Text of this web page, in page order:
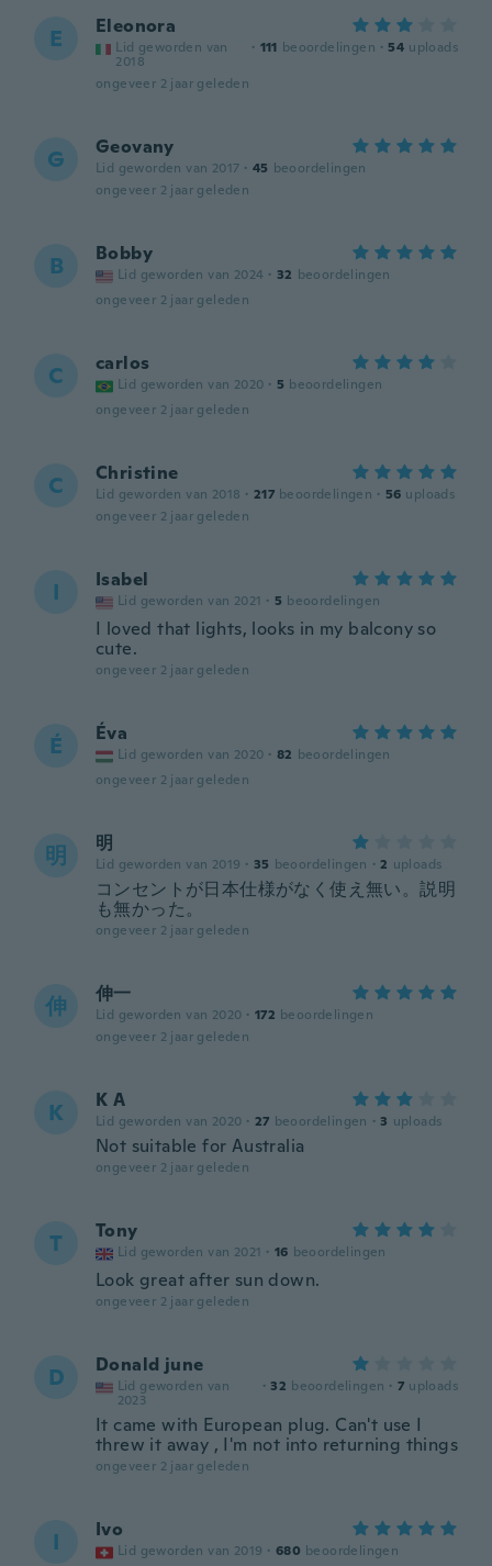
E Eleonora
Lid geworden van
2018
· 111 beoordelingen · 54 uploads
ongeveer 2 jaar geleden
G Geovany
Lid geworden van 2017 · 45 beoordelingen
ongeveer 2 jaar geleden
B Bobby
Lid geworden van 2024 · 32 beoordelingen
ongeveer 2 jaar geleden
C carlos
Lid geworden van 2020 · 5 beoordelingen
ongeveer 2 jaar geleden
C Christine
Lid geworden van 2018 · 217 beoordelingen · 56 uploads
ongeveer 2 jaar geleden
I Isabel
Lid geworden van 2021 · 5 beoordelingen
I loved that lights, looks in my balcony so
cute.
ongeveer 2 jaar geleden
É Éva
Lid geworden van 2020 · 82 beoordelingen
ongeveer 2 jaar geleden
明 明
Lid geworden van 2019 · 35 beoordelingen · 2 uploads
コンセントが日本仕様がなく使え無い。説明
も無かった。
ongeveer 2 jaar geleden
伸 伸一
Lid geworden van 2020 · 172 beoordelingen
ongeveer 2 jaar geleden
K K A
Lid geworden van 2020 · 27 beoordelingen · 3 uploads
Not suitable for Australia
ongeveer 2 jaar geleden
T Tony
Lid geworden van 2021 · 16 beoordelingen
Look great after sun down.
ongeveer 2 jaar geleden
D Donald june
Lid geworden van
2023
· 32 beoordelingen · 7 uploads
It came with European plug. Can't use I
threw it away , I'm not into returning things
ongeveer 2 jaar geleden
I Ivo
Lid geworden van 2019 · 680 beoordelingen